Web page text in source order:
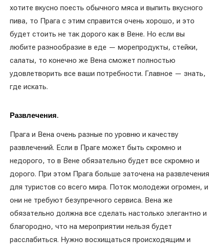
хотите вкусно поесть обычного мяса и выпить вкусного
пива, то Прага с этим справится очень хорошо, и это
будет стоить не так дорого как в Вене. Но если вы
любите разнообразие в еде — морепродукты, стейки,
салаты, то конечно же Вена сможет полностью
удовлетворить все ваши потребности. Главное — знать,
где искать.
Развлечения.
Прага и Вена очень разные по уровню и качеству
развлечений. Если в Праге может быть скромно и
недорого, то в Вене обязательно будет все скромно и
дорого. При этом Прага больше заточена на развлечения
для туристов со всего мира. Поток молодежи огромен, и
они не требуют безупречного сервиса. Вена же
обязательно должна все сделать настолько элегантно и
благородно, что на мероприятии нельзя будет
расслабиться. Нужно восхищаться происходящим и